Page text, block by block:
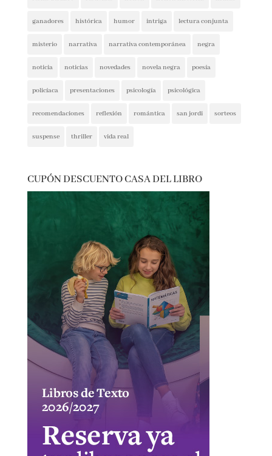
espionaje ferias del libro festivales ficción
ficción histórica firmas ganadores histórica humor
intriga lectura conjunta misterio narrativa
narrativa contemporánea negra noticia noticias
novedades novela negra poesía policíaca
presentaciones psicología
thriller vida real
CUPÓN DESCUENTO CASA DEL LIBRO